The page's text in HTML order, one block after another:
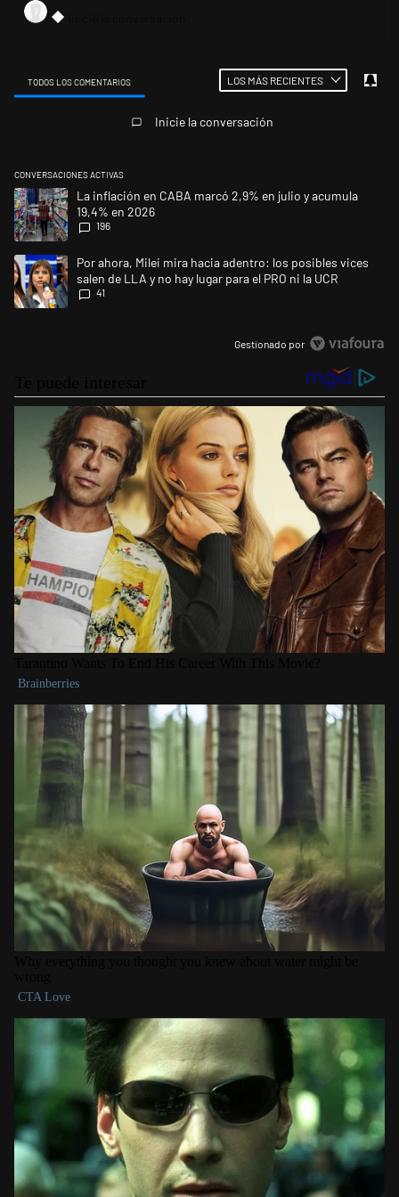
TODOS LOS COMENTARIOS LOS MÁS RECIENTES
Inicie la conversación
CONVERSACIONES ACTIVAS
Este listado muestra los artículos con más comentarios en los últimos
Un artículo de tendencia con el título "La inflación en CABA marcó
La inflación en CABA marcó 2,9% en julio y acumula
19,4% en 2026
196
Un artículo de tendencia con el título "Por ahora, Milei mira hacia
Por ahora, Milei mira hacia adentro: los posibles vices
salen de LLA y no hay lugar para el PRO ni la UCR
41
Gestionado por